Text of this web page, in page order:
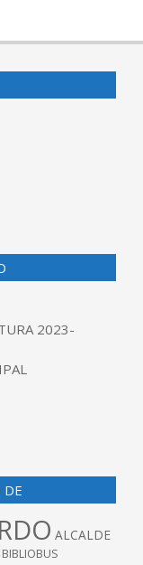
2023-
DE
ALCALDE
BIBLIOBUS